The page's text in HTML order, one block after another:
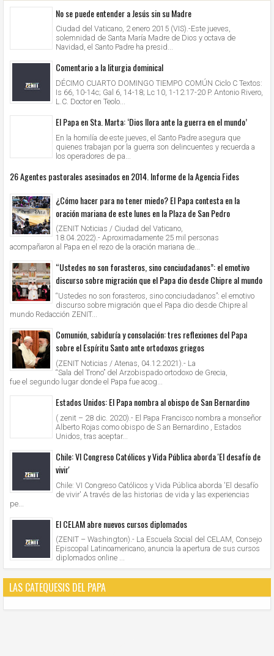
No se puede entender a Jesús sin su Madre
Ciudad del Vaticano, 2 enero 2015 (VIS).-Este jueves,
solemnidad de Santa María Madre de Dios y octava de
Navidad, el Santo Padre ha presid...
Comentario a la liturgia dominical
DÉCIMO CUARTO DOMINGO TIEMPO COMÚN Ciclo C Textos:
Is 66, 10-14c; Gal 6, 14-18; Lc 10, 1-12.17-20 P. Antonio Rivero,
L.C. Doctor en Teolo...
El Papa en Sta. Marta: ‘Dios llora ante la guerra en el mundo’
En la homilía de este jueves, el Santo Padre asegura que
quienes trabajan por la guerra son delincuentes y recuerda a
los operadores de pa...
26 Agentes pastorales asesinados en 2014. Informe de la Agencia Fides
¿Cómo hacer para no tener miedo? El Papa contesta en la
oración mariana de este lunes en la Plaza de San Pedro
(ZENIT Noticias / Ciudad del Vaticano,
18.04.2022).- Aproximadamente 25 mil personas
acompañaron al Papa en el rezo de la oración mariana de...
“Ustedes no son forasteros, sino conciudadanos”: el emotivo
discurso sobre migración que el Papa dio desde Chipre al mundo
“Ustedes no son forasteros, sino conciudadanos”: el emotivo
discurso sobre migración que el Papa dio desde Chipre al
mundo Redacción ZENIT...
Comunión, sabiduría y consolación: tres reflexiones del Papa
sobre el Espíritu Santo ante ortodoxos griegos
(ZENIT Noticias / Atenas, 04.12.2021).- La
“Sala del Trono” del Arzobispado ortodoxo de Grecia,
fue el segundo lugar donde el Papa fue acog...
Estados Unidos: El Papa nombra al obispo de San Bernardino
( zenit – 28 dic. 2020).- El Papa Francisco nombra a monseñor
Alberto Rojas como obispo de S an Bernardino , Estados
Unidos, tras aceptar...
Chile: VI Congreso Católicos y Vida Pública aborda 'El desafío de
vivir'
Chile: VI Congreso Católicos y Vida Pública aborda 'El desafío
de vivir' A través de las historias de vida y las experiencias
pe...
El CELAM abre nuevos cursos diplomados
(ZENIT – Washington).- La Escuela Social del CELAM, Consejo
Episcopal Latinoamericano, anuncia la apertura de sus cursos
diplomados online ...
LAS CATEQUESIS DEL PAPA